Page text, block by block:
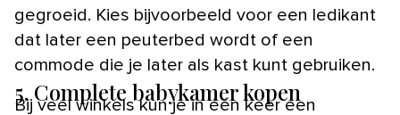
gegroeid. Kies bijvoorbeeld voor een ledikant
dat later een peuterbed wordt of een
commode die je later als kast kunt gebruiken.
5. Complete babykamer kopen
Bij veel winkels kun je in één keer een